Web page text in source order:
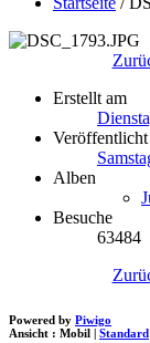
Erstellt am
Veröffentlicht
Alben
Besuche
63484
Powered by Piwigo
Ansicht : Mobil | Standard